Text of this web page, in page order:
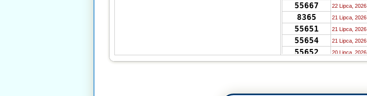
55667 22 Lipca,
8365 21 Lipca,
55651 21 Lipca,
55654 21 Lipca,
55652 20 Lipca,
55652 20 Lipca,